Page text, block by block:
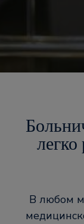
В любом